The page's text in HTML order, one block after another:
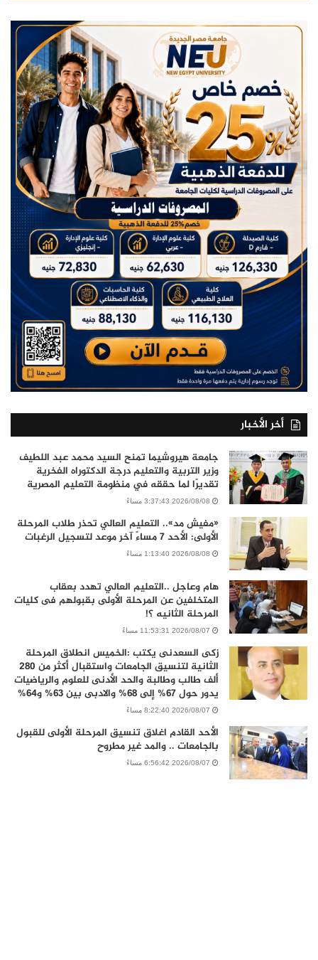
أخر الأخبار
جامعة هيروشيما تمنح السيد محمد عبد اللطيف
وزير التربية والتعليم درجة الدكتوراه الفخرية
تقديرًا لما حققه في منظومة التعليم المصرية
2026/08/08 3:37:43 مساءً
«مفيش مد».. التعليم العالي تحذر طلاب المرحلة
الأولى: الأحد 7 مساءً آخر موعد لتسجيل الرغبات
2026/08/08 1:13:40 مساءً
هام وعاجل ..التعليم العالي تهدد بعقاب
المتخلفين عن المرحلة الأولى بقبولهم فى كليات
المرحلة الثانيه ؟!
2026/08/07 11:53:31 مساءً
زكى السعدنى يكتب :الخميس انطلاق المرحلة
الثانية لتنسيق الجامعات واستقبال أكثر من 280
ألف طالب وطالبة والحد الأدنى للعلوم والرياضيات
يدور حول 67% إلى 68% والادبى بين 63% و64%
2026/08/07 8:22:40 مساءً
الأحد القادم اغلاق تنسيق المرحلة الأولى للقبول
بالجامعات .. والمد غير مطروح
2026/08/07 6:56:42 مساءً